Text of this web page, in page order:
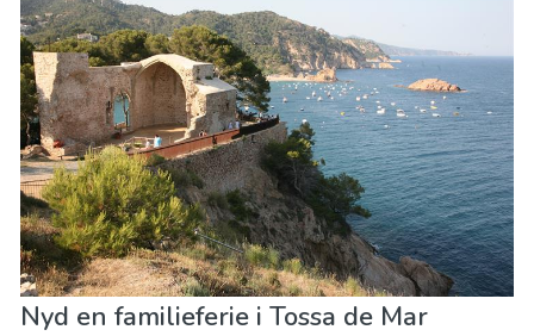
Museum & Kunst
Strande
Nyd en familieferie i Tossa de Mar